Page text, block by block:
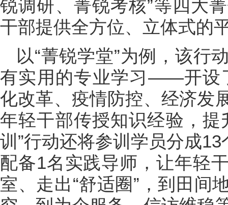
锐调研、菁锐考核”等四大
干部提供全方位、立体式的
以“菁锐学堂”为例，该行
有实用的专业学习——开设
化改革、疫情防控、经济发
年轻干部传授知识经验，提
训”行动还将参训学员分成
配备1名实践导师，让年轻
室、走出“舒适圈”，到田间